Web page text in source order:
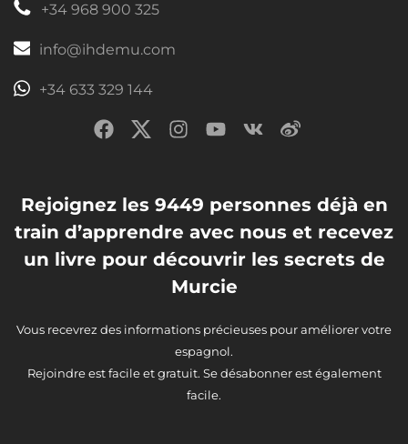
+34 968 900 325
info@ihdemu.com
+34 633 329 144
Rejoignez les 9449 personnes déjà en
train d’apprendre avec nous et recevez
un livre pour découvrir les secrets de
Murcie
Vous recevrez des informations précieuses pour améliorer votre
espagnol.
Rejoindre est facile et gratuit. Se désabonner est également
facile.